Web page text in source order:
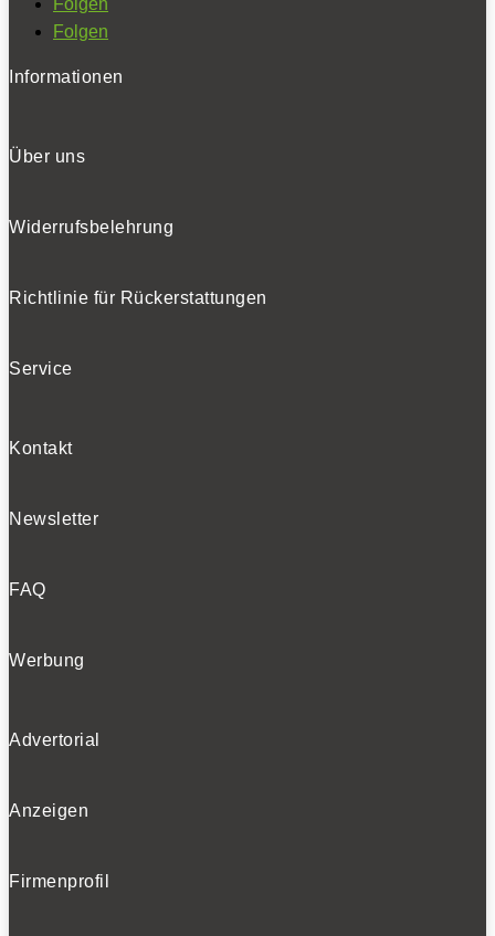
Folgen
Folgen
Informationen
Über uns
Widerrufsbelehrung
Richtlinie für Rückerstattungen
Service
Kontakt
Newsletter
FAQ
Werbung
Advertorial
Anzeigen
Firmenprofil